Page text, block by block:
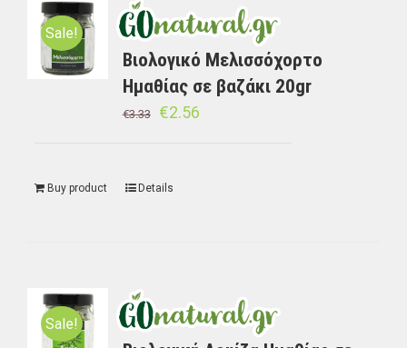
Sale!
Βιολογικό Μελισσόχορτο
Ημαθίας σε βαζάκι 20gr
€3.33 €2.56
Buy product Details
Sale!